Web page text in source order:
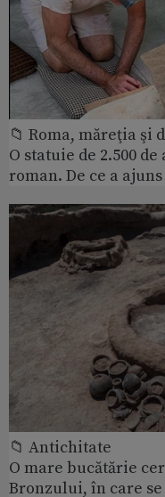
📁 Roma, măreţia şi
O statuie de 2.500
roman. De ce a
📁 Antichitate
O mare bucătărie
Bronzului, în care